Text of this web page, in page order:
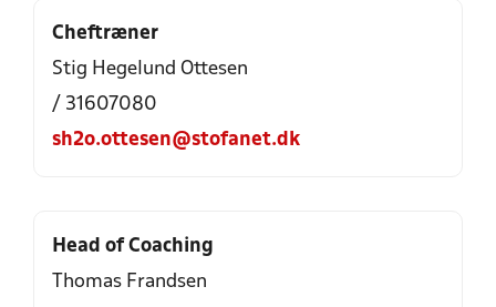
Cheftræner
Stig Hegelund Ottesen
/ 31607080
sh2o.ottesen@stofanet.dk
Head of Coaching
Thomas Frandsen